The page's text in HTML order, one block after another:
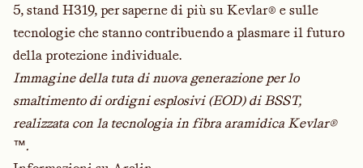
5, stand H319, per saperne di più su Kevlar® e sulle
tecnologie che stanno contribuendo a plasmare il futuro
della protezione individuale.
Immagine della tuta di nuova generazione per lo
smaltimento di ordigni esplosivi (EOD) di BSST,
realizzata con la tecnologia in fibra aramidica Kevlar®
™.